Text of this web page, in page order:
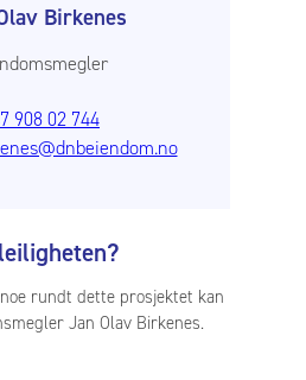
Birkenes
908 02 744
rundt dette prosjektet kan
Jan Olav Birkenes.